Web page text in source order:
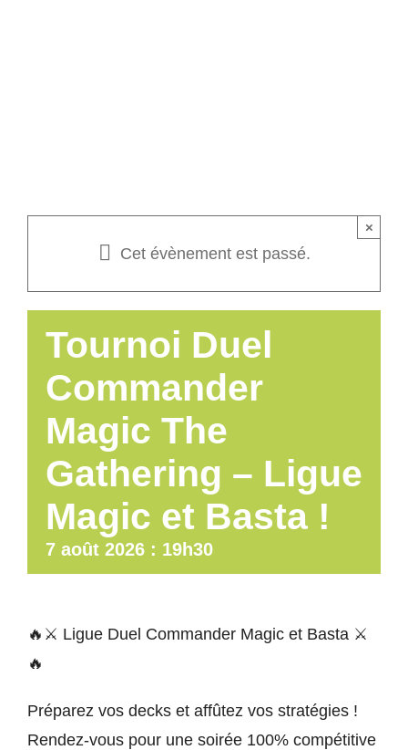
Cet évènement est passé.
×
Tournoi Duel
Commander
Magic The
Gathering – Ligue
Magic et Basta !
7 août 2026 : 19h30
🔥⚔️ Ligue Duel Commander Magic et Basta ⚔️
🔥
Préparez vos decks et affûtez vos stratégies !
Rendez-vous pour une soirée 100% compétitive